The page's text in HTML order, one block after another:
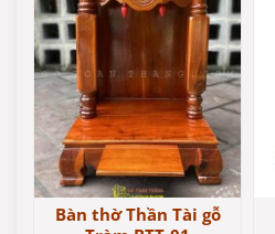
Bàn thờ Thần Tài gỗ